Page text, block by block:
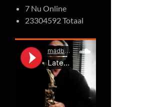
7 Nu Online
23304592 Totaal